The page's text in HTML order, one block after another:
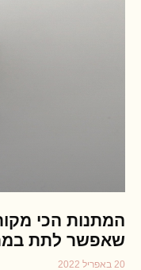
שאפשר לתת
20 באפריל 2022